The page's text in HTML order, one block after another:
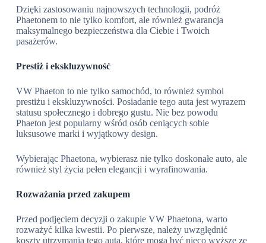
Dzięki zastosowaniu najnowszych technologii, podróż
Phaetonem to nie tylko komfort, ale również gwarancja
maksymalnego bezpieczeństwa dla Ciebie i Twoich
pasażerów.
Prestiż i ekskluzywność
VW Phaeton to nie tylko samochód, to również symbol
prestiżu i ekskluzywności. Posiadanie tego auta jest wyrazem
statusu społecznego i dobrego gustu. Nie bez powodu
Phaeton jest popularny wśród osób ceniących sobie
luksusowe marki i wyjątkowy design.
Wybierając Phaetona, wybierasz nie tylko doskonałe auto, ale
również styl życia pełen elegancji i wyrafinowania.
Rozważania przed zakupem
Przed podjęciem decyzji o zakupie VW Phaetona, warto
rozważyć kilka kwestii. Po pierwsze, należy uwzględnić
koszty utrzymania tego auta, które mogą być nieco wyższe ze